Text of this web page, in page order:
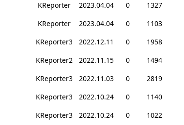
KReporter 2023.04.04 0
1327
KReporter 2023.04.04 0
1103
KReporter3 2022.12.11 0
1958
KReporter2 2022.11.15 0
1494
KReporter3 2022.11.03 0
2819
KReporter3 2022.10.24 0
1140
KReporter3 2022.10.24 0
1022